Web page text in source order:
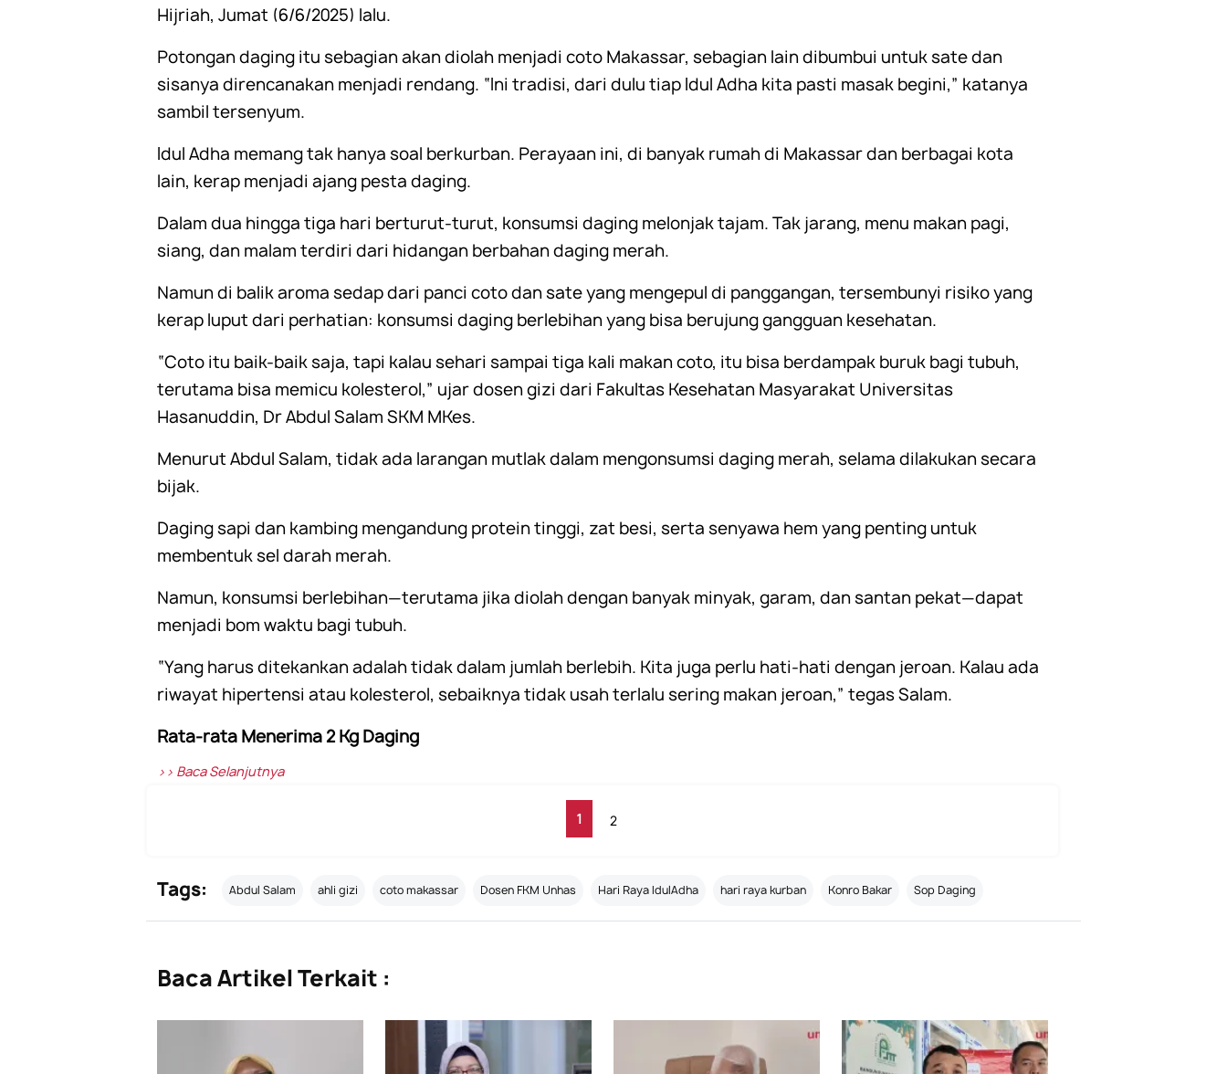
Hijriah, Jumat (6/6/2025) lalu.
Potongan daging itu sebagian akan diolah menjadi coto Makassar, sebagian lain dibumbui untuk sate dan
sisanya direncanakan menjadi rendang. “Ini tradisi, dari dulu tiap Idul Adha kita pasti masak begini,” katanya
sambil tersenyum.
Idul Adha memang tak hanya soal berkurban. Perayaan ini, di banyak rumah di Makassar dan berbagai kota
lain, kerap menjadi ajang pesta daging.
Dalam dua hingga tiga hari berturut-turut, konsumsi daging melonjak tajam. Tak jarang, menu makan pagi,
siang, dan malam terdiri dari hidangan berbahan daging merah.
Namun di balik aroma sedap dari panci coto dan sate yang mengepul di panggangan, tersembunyi risiko yang
kerap luput dari perhatian: konsumsi daging berlebihan yang bisa berujung gangguan kesehatan.
“Coto itu baik-baik saja, tapi kalau sehari sampai tiga kali makan coto, itu bisa berdampak buruk bagi tubuh,
terutama bisa memicu kolesterol,” ujar dosen gizi dari Fakultas Kesehatan Masyarakat Universitas
Hasanuddin, Dr Abdul Salam SKM MKes.
Menurut Abdul Salam, tidak ada larangan mutlak dalam mengonsumsi daging merah, selama dilakukan secara
bijak.
Daging sapi dan kambing mengandung protein tinggi, zat besi, serta senyawa hem yang penting untuk
membentuk sel darah merah.
Namun, konsumsi berlebihan—terutama jika diolah dengan banyak minyak, garam, dan santan pekat—dapat
menjadi bom waktu bagi tubuh.
“Yang harus ditekankan adalah tidak dalam jumlah berlebih. Kita juga perlu hati-hati dengan jeroan. Kalau ada
riwayat hipertensi atau kolesterol, sebaiknya tidak usah terlalu sering makan jeroan,” tegas Salam.
Rata-rata Menerima 2 Kg Daging
>> Baca Selanjutnya
1 2
Tags: Abdul Salam ahli gizi coto makassar Dosen FKM Unhas Hari Raya IdulAdha hari raya kurban Konro Bakar Sop Daging
Baca Artikel Terkait :